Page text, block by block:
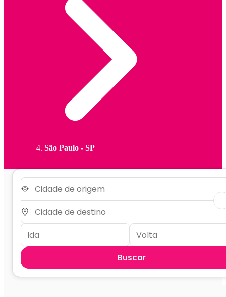
São Paulo - SP
Buscar